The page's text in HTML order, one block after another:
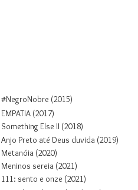
#NegroNobre (2015)
EMPATIA (2017)
Something Else II (2018)
Anjo Preto até Deus duvida (2019)
Metanóia (2020)
Meninos sereia (2021)
1 1 1 : sento e onze (2021)